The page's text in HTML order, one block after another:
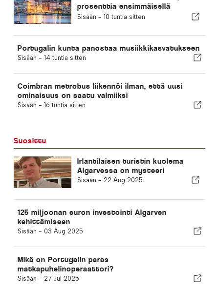
prosenttia ensimmäisellä
vuosipuoliskolla
Sisään - 10 tuntia sitten
Portugalin kunta panostaa musiikkikasvatukseen
Sisään - 14 tuntia sitten
Coimbran metrobus liikennöi ilman, että uusi
ominaisuus on saatu valmiiksi
Sisään - 16 tuntia sitten
Suosittu
Irlantilaisen turistin kuolema
Algarvessa on mysteeri
Sisään - 22 Aug 2025
125 miljoonan euron investointi Algarven
kehittämiseen
Sisään - 03 Aug 2025
Mikä on Portugalin paras
matkapuhelinoperaattori?
Sisään - 27 Jul 2025